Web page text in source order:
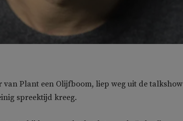
van Plant een Olijfboom, liep weg uit de talkshow
spreektijd kreeg.